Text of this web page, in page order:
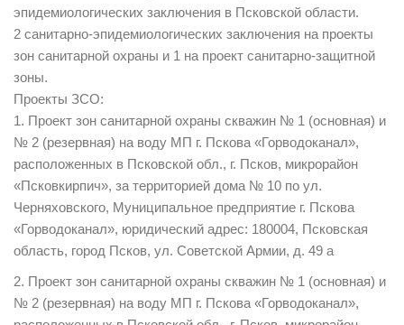
эпидемиологических заключения в Псковской области.
2 санитарно-эпидемиологических заключения на проекты
зон санитарной охраны и 1 на проект санитарно-защитной
зоны.
Проекты ЗСО:
1. Проект зон санитарной охраны скважин № 1 (основная) и
№ 2 (резервная) на воду МП г. Пскова «Горводоканал»,
расположенных в Псковской обл., г. Псков, микрорайон
«Псковкирпич», за территорией дома № 10 по ул.
Черняховского, Муниципальное предприятие г. Пскова
«Горводоканал», юридический адрес: 180004, Псковская
область, город Псков, ул. Советской Армии, д. 49 а
2. Проект зон санитарной охраны скважин № 1 (основная) и
№ 2 (резервная) на воду МП г. Пскова «Горводоканал»,